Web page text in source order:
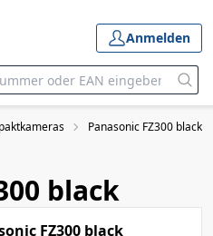
Anmelden
Panasonic FZ300 black
black
FZ300 black